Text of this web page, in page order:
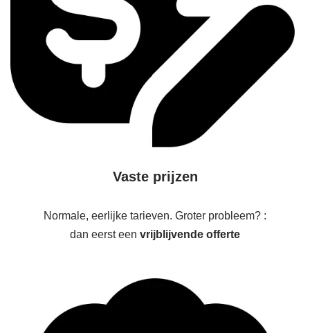
Vaste prijzen
Normale, eerlijke tarieven. Groter probleem? :
dan eerst een vrijblijvende offerte